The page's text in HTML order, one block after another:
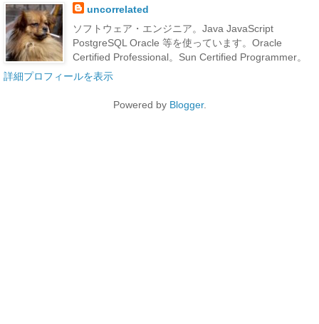
uncorrelated
ソフトウェア・エンジニア。Java JavaScript
PostgreSQL Oracle 等を使っています。Oracle
Certified Professional。Sun Certified Programmer。
詳細プロフィールを表示
Powered by Blogger.